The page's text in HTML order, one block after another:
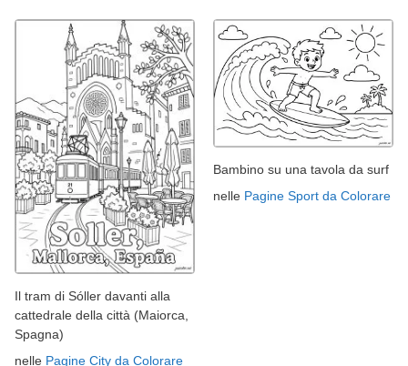
Il tram di Sóller davanti alla
cattedrale della città (Maiorca,
Spagna)
nelle Pagine City da Colorare
Bambino su una tavola da surf
nelle Pagine Sport da Colorare